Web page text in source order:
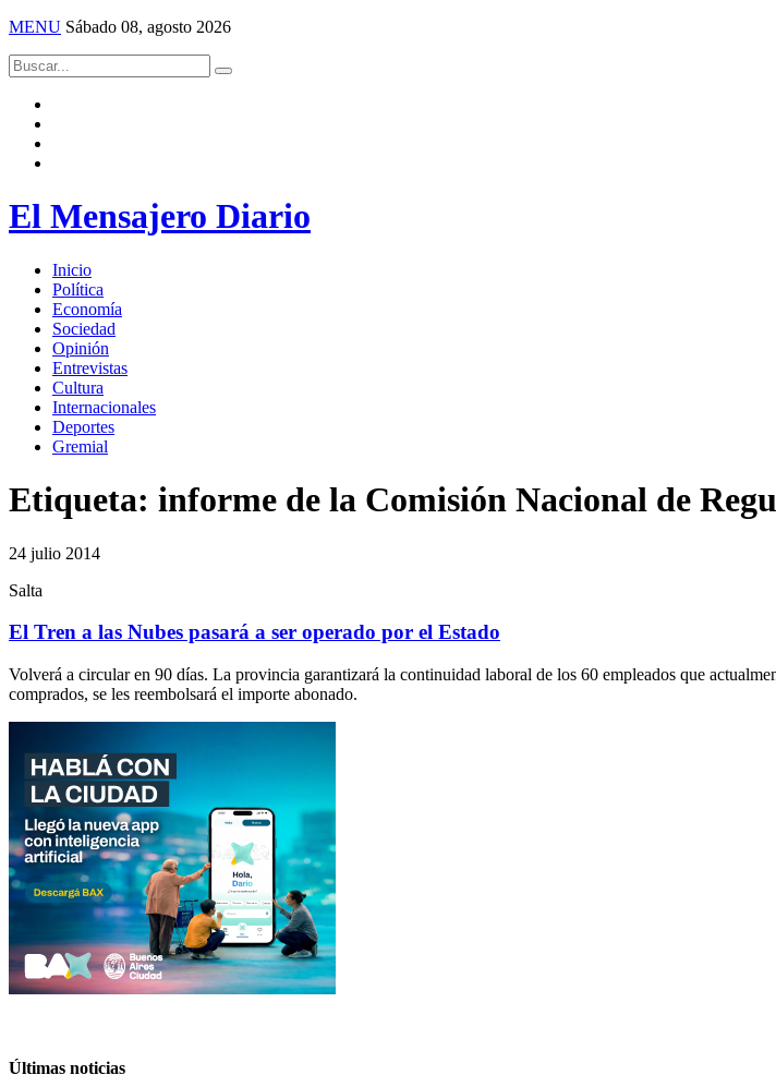
MENU Sábado 08, agosto 2026
El Mensajero Diario
Inicio
Política
Economía
Sociedad
Opinión
Entrevistas
Cultura
Internacionales
Deportes
Gremial
Etiqueta: informe de la Comisión Nacional de
24 julio 2014
Salta
El Tren a las Nubes pasará a ser operado por el Estado
Volverá a circular en 90 días. La provincia garantizará la continuidad laboral de los 60 empleados que
comprados, se les reembolsará el importe abonado.
Últimas noticias